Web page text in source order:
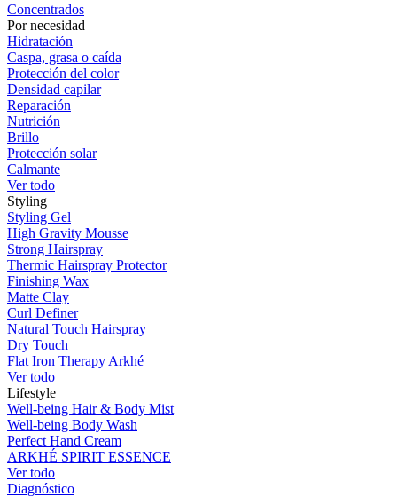
Concentrados
Por necesidad
Hidratación
Caspa, grasa o caída
Protección del color
Densidad capilar
Reparación
Nutrición
Brillo
Protección solar
Calmante
Ver todo
Styling
Styling Gel
High Gravity Mousse
Strong Hairspray
Thermic Hairspray Protector
Finishing Wax
Matte Clay
Curl Definer
Natural Touch Hairspray
Dry Touch
Flat Iron Therapy Arkhé
Ver todo
Lifestyle
Well-being Hair & Body Mist
Well-being Body Wash
Perfect Hand Cream
ARKHÉ SPIRIT ESSENCE
Ver todo
Diagnóstico